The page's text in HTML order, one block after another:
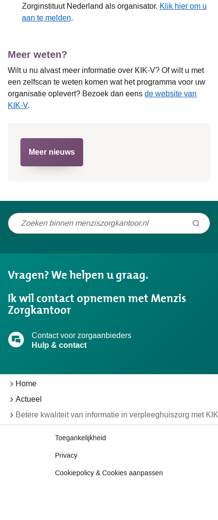
Zorginstituut Nederland als organisator. Klik hier om u
aan te melden.
Meer weten?
Wilt u nu alvast meer informatie over KIK-V? Of wilt u met
een zelfscan te weten komen wat het programma voor uw
organisatie oplevert? Bezoek dan eensde website van
KIK-V.
Meer nieuws
Niet
wat
zocht?
Vragen? We helpen u graag.
Ik wil contact opnemen met Menzis
Zorgkantoor
Contact voor zorgaanbieders
Hulp & contact
Home
Actueel
Betere kwaliteit van informatie in verpleeghuiszorg met
Toegankelijkheid
Privacy
Cookiepolicy & Cookies aanpassen